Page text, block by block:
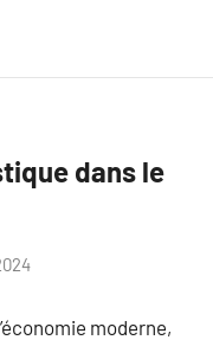
dans le
moderne,